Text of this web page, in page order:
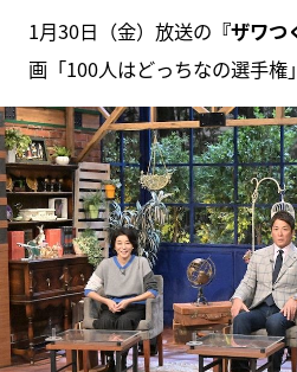
1月30日（金）放送の 『ザワつ
画「100人はどっちなの選手権